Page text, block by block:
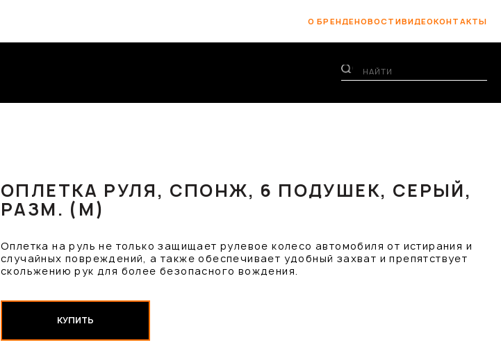
О БРЕНДЕНОВОСТИВИДЕОКОНТАКТЫ
ОПЛЕТКА РУЛЯ, СПОНЖ, 6 ПОДУШЕК, СЕРЫЙ,
РАЗМ. (M)
Оплетка на руль не только защищает рулевое колесо автомобиля от истирания и
случайных повреждений, а также обеспечивает удобный захват и препятствует
скольжению рук для более безопасного вождения.
КУПИТЬ